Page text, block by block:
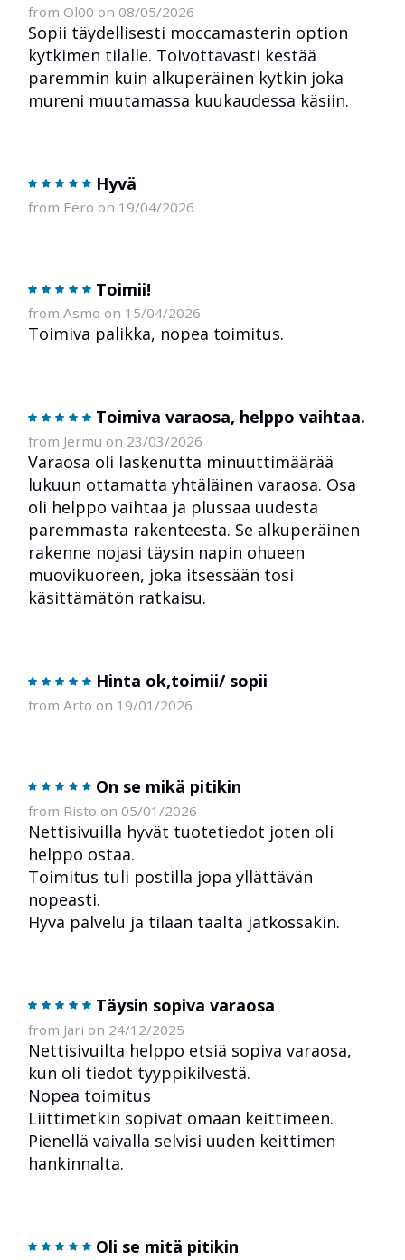
from Ol00 on 08/05/2026
Sopii täydellisesti moccamasterin option
kytkimen tilalle. Toivottavasti kestää
paremmin kuin alkuperäinen kytkin joka
mureni muutamassa kuukaudessa käsiin.
Hyvä
from Eero on 19/04/2026
Toimii!
from Asmo on 15/04/2026
Toimiva palikka, nopea toimitus.
Toimiva varaosa, helppo vaihtaa.
from Jermu on 23/03/2026
Varaosa oli laskenutta minuuttimäärää
lukuun ottamatta yhtäläinen varaosa. Osa
oli helppo vaihtaa ja plussaa uudesta
paremmasta rakenteesta. Se alkuperäinen
rakenne nojasi täysin napin ohueen
muovikuoreen, joka itsessään tosi
käsittämätön ratkaisu.
Hinta ok,toimii/ sopii
from Arto on 19/01/2026
On se mikä pitikin
from Risto on 05/01/2026
Nettisivuilla hyvät tuotetiedot joten oli
helppo ostaa.
Toimitus tuli postilla jopa yllättävän
nopeasti.
Hyvä palvelu ja tilaan täältä jatkossakin.
Täysin sopiva varaosa
from Jari on 24/12/2025
Nettisivuilta helppo etsiä sopiva varaosa,
kun oli tiedot tyyppikilvestä.
Nopea toimitus
Liittimetkin sopivat omaan keittimeen.
Pienellä vaivalla selvisi uuden keittimen
hankinnalta.
Oli se mitä pitikin